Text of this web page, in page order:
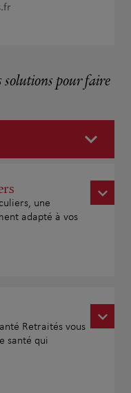
solutions pour faire
une
adapté à vos
Retraités vous
santé qui